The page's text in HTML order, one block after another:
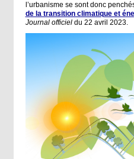
l’urbanisme se sont donc
de la transition climatique et
Journal officieldu 22 avril 2023.